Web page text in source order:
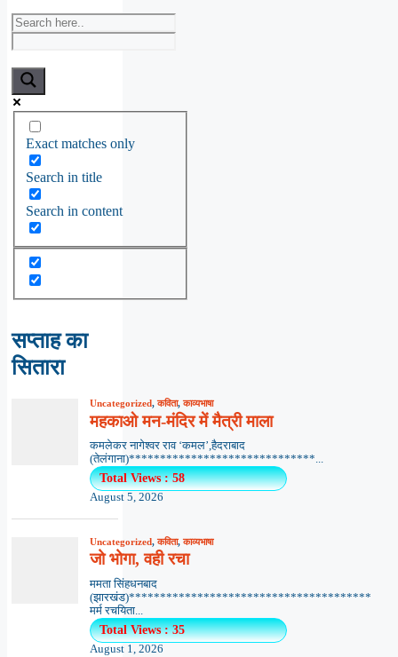
Exact matches only
Search in title
Search in content
सप्ताह का
सितारा
Uncategorized,कविता,काव्यभाषा
महकाओ मन-मंदिर में मैत्री माला
कमलेकर नागेश्वर राव ‘कमल’,हैदराबाद
(तेलंगाना)******************************...
Total Views : 58
August 5, 2026
Uncategorized,कविता,काव्यभाषा
जो भोगा, वही रचा
ममता सिंहधनबाद
(झारखंड)***************************************
मर्म रचयिता...
Total Views : 35
August 1, 2026